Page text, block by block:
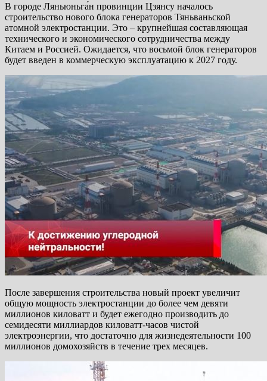
В городе Ляньюньга́н провинции Цзянсу началось
строительство нового блока генераторов Тяньваньской
атомной электростанции. Это – крупнейшая составляющая
технического и экономического сотрудничества между
Китаем и Россией. Ожидается, что восьмой блок генераторов
будет введен в коммерческую эксплуатацию к 2027 году.
После завершения строительства новый проект увеличит
общую мощность электростанции до более чем девяти
миллионов киловатт и будет ежегодно производить до
семидесяти миллиардов киловатт-часов чистой
электроэнергии, что достаточно для жизнедеятельности 100
миллионов домохозяйств в течение трех месяцев.